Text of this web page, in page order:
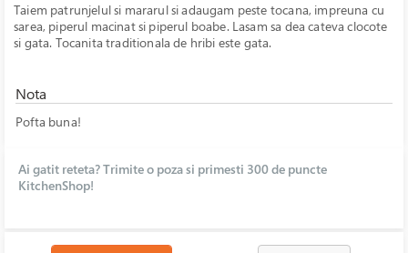
Taiem patrunjelul si mararul si adaugam peste tocana, impreuna cu
sarea, piperul macinat si piperul boabe. Lasam sa dea cateva clocote
si gata. Tocanita traditionala de hribi este gata.
Nota
Pofta buna!
Ai gatit reteta? Trimite o poza si primesti 300 de puncte
KitchenShop!